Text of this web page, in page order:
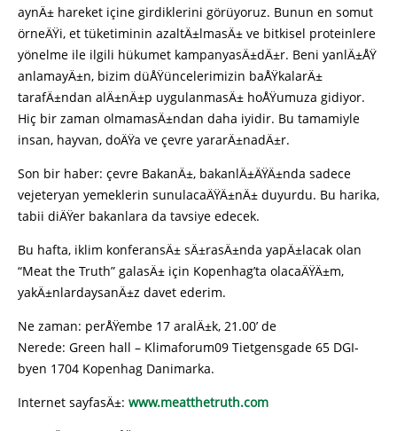
aynÄ± hareket içine girdiklerini görüyoruz. Bunun en somut
örneÄŸi, et tüketiminin azaltÄ±lmasÄ± ve bitkisel proteinlere
yönelme ile ilgili hükumet kampanyasÄ±dÄ±r. Beni yanlÄ±ÅŸ
anlamayÄ±n, bizim düÅŸüncelerimizin baÅŸkalarÄ±
tarafÄ±ndan alÄ±nÄ±p uygulanmasÄ± hoÅŸumuza gidiyor.
Hiç bir zaman olmamasÄ±ndan daha iyidir. Bu tamamiyle
insan, hayvan, doÄŸa ve çevre yararÄ±nadÄ±r.
Son bir haber: çevre BakanÄ±, bakanlÄ±ÄŸÄ±nda sadece
vejeteryan yemeklerin sunulacaÄŸÄ±nÄ± duyurdu. Bu harika,
tabii diÄŸer bakanlara da tavsiye edecek.
Bu hafta, iklim konferansÄ± sÄ±rasÄ±nda yapÄ±lacak olan
“Meat the Truth” galasÄ± için Kopenhag’ta olacaÄŸÄ±m,
yakÄ±nlardaysanÄ±z davet ederim.
Ne zaman: perÅŸembe 17 aralÄ±k, 21.00’ de
Nerede: Green hall – Klimaforum09 Tietgensgade 65 DGI-
byen 1704 Kopenhag Danimarka.
Internet sayfasÄ±: www.meatthetruth.com